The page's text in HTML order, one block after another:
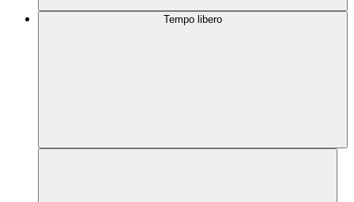
Tempo libero